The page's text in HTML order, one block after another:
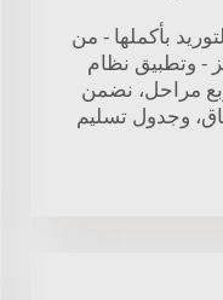
بأكملها - من
- وتطبيق نظام
مراحل، نضمن
وجدول تسليم